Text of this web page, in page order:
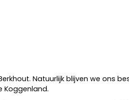
Natuurlijk blijven we ons
Koggenland.